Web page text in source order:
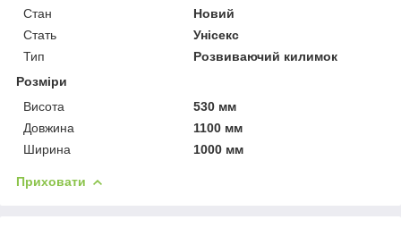
Стан
Новий
Стать
Унісекс
Тип
Розвиваючий килимок
Розміри
Висота
530 мм
Довжина
1100 мм
Ширина
1000 мм
Приховати